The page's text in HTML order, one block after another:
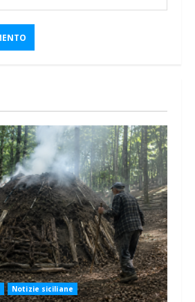
Notizie siciliane